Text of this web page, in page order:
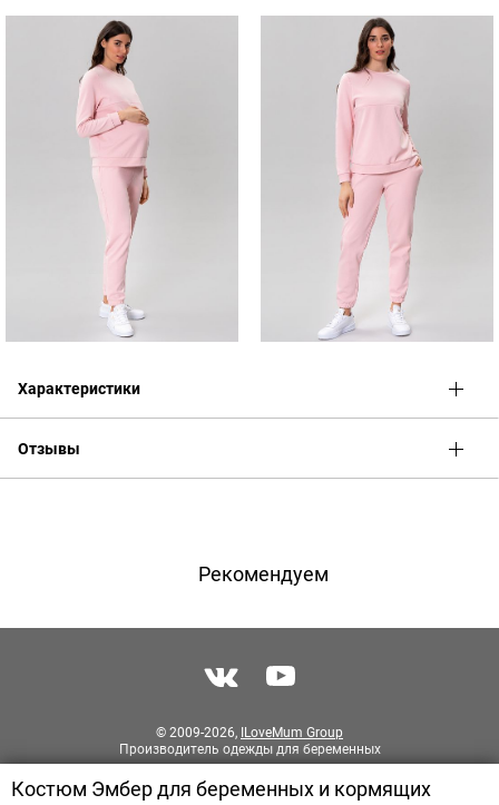
Характеристики
Отзывы
Рекомендуем
Костюм Эмбер для беременных и кормящих
© 2009-2026, ILoveMum Group
Производитель одежды для беременных
Разработка сайтаPIXITE